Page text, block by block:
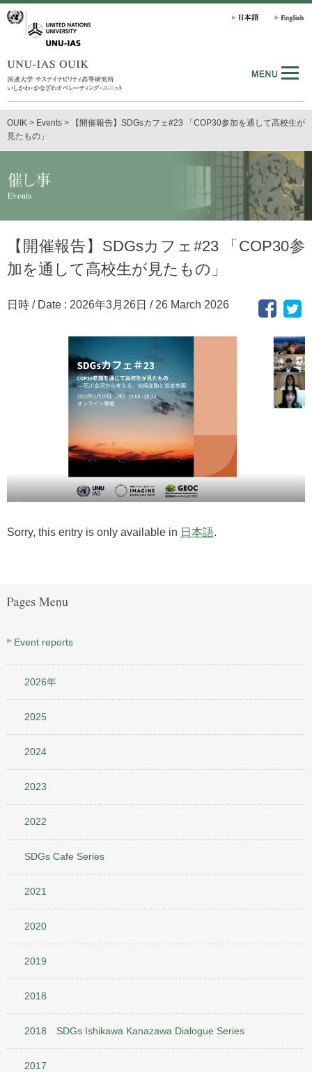
OUIK > Events >
【開催報告】SDGsカフェ#23 「COP30参加を通して高校生が
見たもの」
【開催報告】SDGsカフェ#23 「COP30参
加を通して高校生が見たもの」
日時 / Date : 2026年3月26日 / 26 March 2026
Sorry, this entry is only available in 日本語.
Event reports
2026年
2025
2024
2023
2022
SDGs Cafe Series
2021
2020
2019
2018
2018 SDGs Ishikawa Kanazawa Dialogue Series
2017